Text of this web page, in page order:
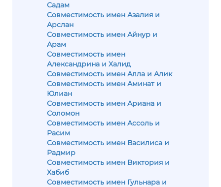
Садам
Совместимость имен Азалия и
Арслан
Совместимость имен Айнур и
Арам
Совместимость имен
Александрина и Халид
Совместимость имен Алла и Алик
Совместимость имен Аминат и
Юлиан
Совместимость имен Ариана и
Соломон
Совместимость имен Ассоль и
Расим
Совместимость имен Василиса и
Радмир
Совместимость имен Виктория и
Хабиб
Совместимость имен Гульнара и